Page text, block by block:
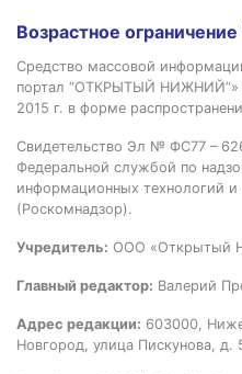
Возрастное ограничение
Средство массовой
портал “ОТКРЫТЫЙ НИЖНИЙ”»
2015 г. в форме
Свидетельство Эл № ФС77 –
Федеральной службой по
информационных технологий
(Роскомнадзор).
Учредитель: ООО «Открытый
Главный редактор: Валерий
Адрес редакции: 603000,
Новгород, улица Пискунова,